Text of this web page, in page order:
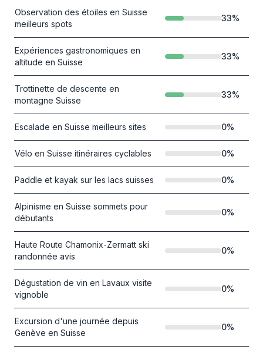
Observation des étoiles en Suisse
meilleurs spots
33%
Expériences gastronomiques en
altitude en Suisse
33%
Trottinette de descente en
montagne Suisse
33%
Escalade en Suisse meilleurs sites 0%
Vélo en Suisse itinéraires cyclables 0%
Paddle et kayak sur les lacs suisses 0%
Alpinisme en Suisse sommets pour
débutants
0%
Haute Route Chamonix-Zermatt ski
randonnée avis
0%
Dégustation de vin en Lavaux visite
vignoble
0%
Excursion d'une journée depuis
Genève en Suisse
0%